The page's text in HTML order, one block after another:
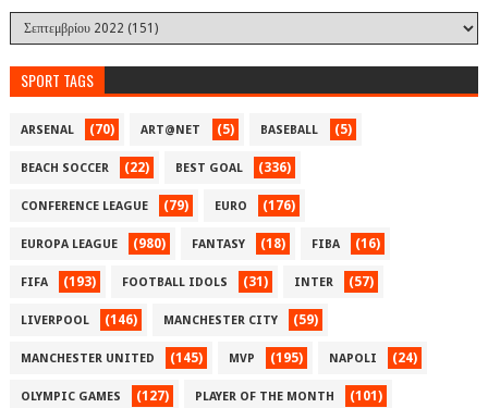
SPORT TAGS
ARSENAL (70) ART@NET (5) BASEBALL (5)
BEACH SOCCER (22) BEST GOAL (336)
CONFERENCE LEAGUE (79) EURO (176)
EUROPA LEAGUE (980) FANTASY (18) FIBA (16)
FIFA (193) FOOTBALL IDOLS (31) INTER (57)
LIVERPOOL (146) MANCHESTER CITY (59)
MANCHESTER UNITED (145) MVP (195) NAPOLI (24)
OLYMPIC GAMES (127) PLAYER OF THE MONTH (101)